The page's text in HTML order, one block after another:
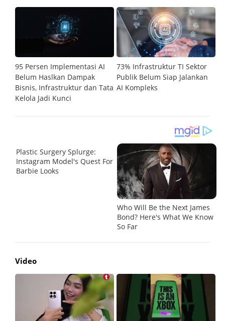
95 Persen Implementasi AI
Belum Haslkan Dampak
Bisnis, Infrastruktur dan Tata
Kelola Jadi Kunci
73% Infrastruktur TI Sektor
Publik Belum Siap Jalankan
AI Kompleks
Video